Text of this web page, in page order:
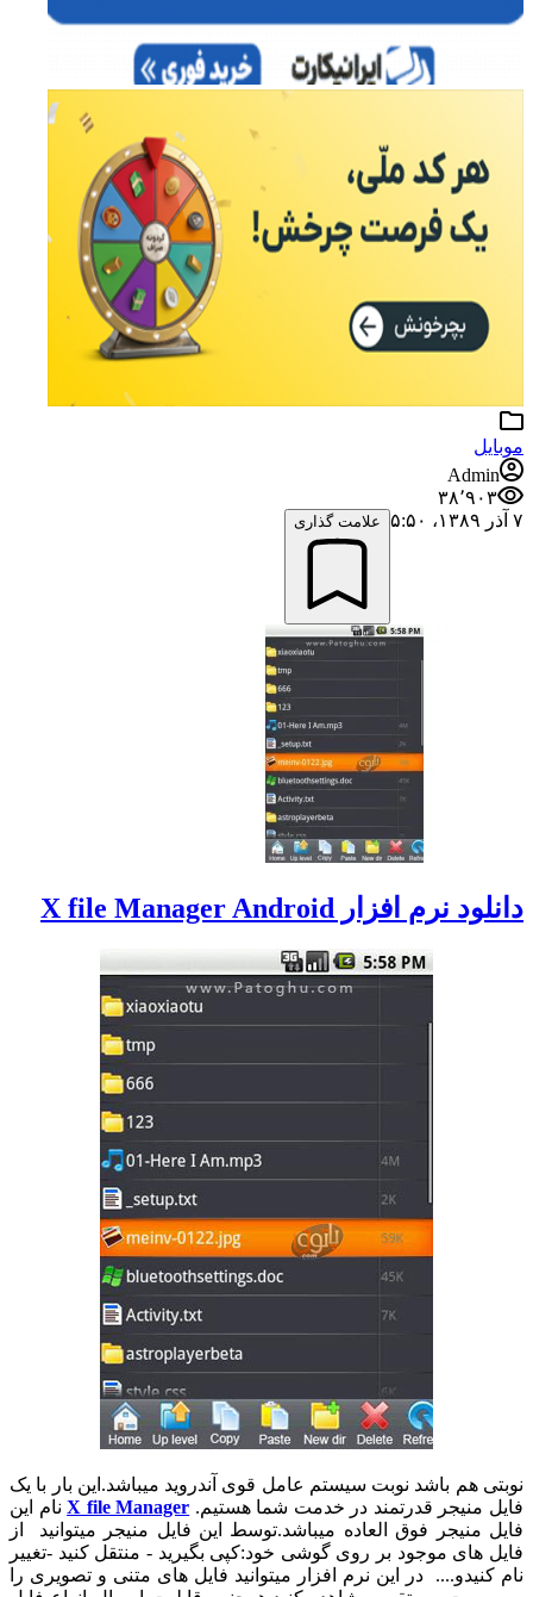
موبایل
Admin
۳۸٬۹۰۳
۷ آذر ۱۳۸۹،‏ ۵:۵۰
علامت گذاری
دانلود نرم افزار X file Manager Android
نوبتی هم باشد نوبت سیستم عامل قوی آندروید میباشد.این بار با یک
فایل منیجر قدرتمند در خدمت شما هستیم. X file Managerنام این
فایل منیجر فوق العاده میباشد.توسط این فایل منیجر میتوانید از
فایل های موجود بر روی گوشی خود:کپی بگیرید - منتقل کنید -تغییر
نام کنیدو.... در این نرم افزار میتوانید فایل های متنی و تصویری را